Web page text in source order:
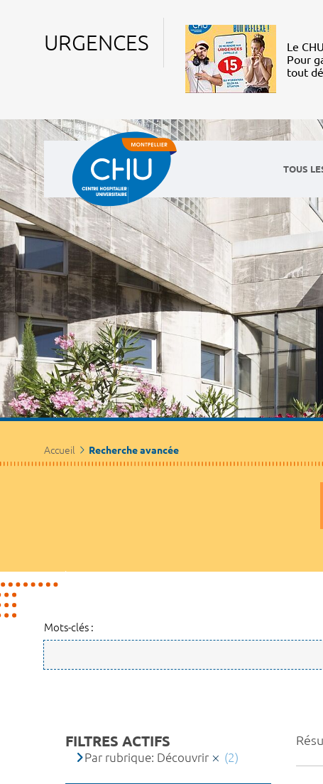
URGENCES
Le
Pour
tout
TOUS
Accueil Recherche avancée
Mots-clés :
FILTRES ACTIFS
Par rubrique: Découvrir (2)